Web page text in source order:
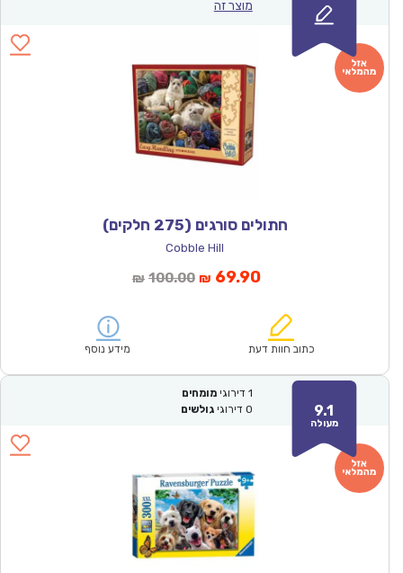
מוצר זה
חתולים סורגים (275 חלקים)
Cobble Hill
₪ 100.00המחיר
₪100.00.
₪ 69.90המחיר
הוא:
כתוב חוות דעת מידע נוסף
9.1
מעולה
1 דירוגי מומחים
0 דירוגי גולשים